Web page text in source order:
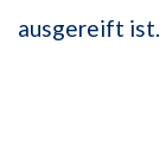
ausgereift ist.